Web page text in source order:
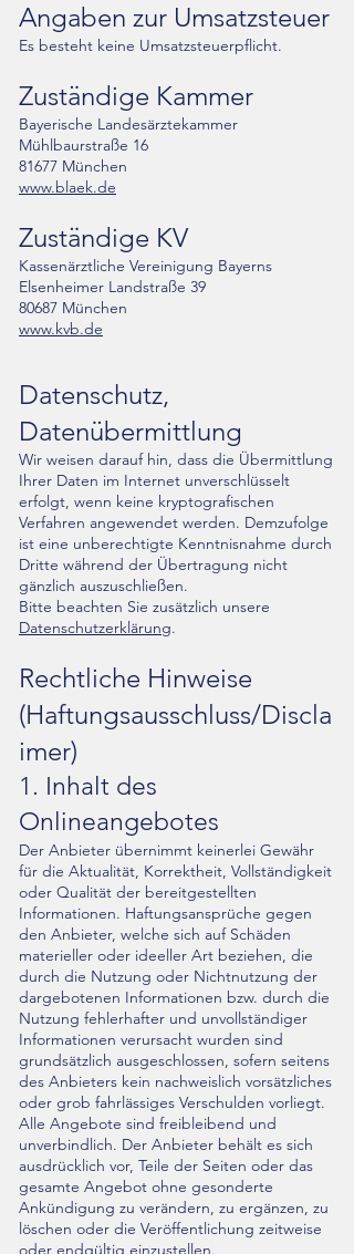
Angaben zur Umsatzsteuer
Es besteht keine Umsatzsteuerpflicht.
Zuständige Kammer
Bayerische Landesärztekammer
Mühlbaurstraße 16
81677 München
www.blaek.de
Zuständige KV
Kassenärztliche Vereinigung Bayerns
Elsenheimer Landstraße 39
80687 München
www.kvb.de
Datenschutz,
Datenübermittlung
Wir weisen darauf hin, dass die Übermittlung
Ihrer Daten im Internet unverschlüsselt
erfolgt, wenn keine kryptografischen
Verfahren angewendet werden. Demzufolge
ist eine unberechtigte Kenntnisnahme durch
Dritte während der Übertragung nicht
gänzlich auszuschließen.
Bitte beachten Sie zusätzlich unsere
Datenschutzerklärung.
Rechtliche Hinweise
(Haftungsausschluss/Discla
imer)
1. Inhalt des
Onlineangebotes
Der Anbieter übernimmt keinerlei Gewähr
für die Aktualität, Korrektheit, Vollständigkeit
oder Qualität der bereitgestellten
Informationen. Haftungsansprüche gegen
den Anbieter, welche sich auf Schäden
materieller oder ideeller Art beziehen, die
durch die Nutzung oder Nichtnutzung der
dargebotenen Informationen bzw. durch die
Nutzung fehlerhafter und unvollständiger
Informationen verursacht wurden sind
grundsätzlich ausgeschlossen, sofern seitens
des Anbieters kein nachweislich vorsätzliches
oder grob fahrlässiges Verschulden vorliegt.
Alle Angebote sind freibleibend und
unverbindlich. Der Anbieter behält es sich
ausdrücklich vor, Teile der Seiten oder das
gesamte Angebot ohne gesonderte
Ankündigung zu verändern, zu ergänzen, zu
löschen oder die Veröffentlichung zeitweise
oder endgültig einzustellen.